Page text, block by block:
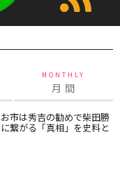
MONTHLY
月 間
市は秀吉の勧めで柴田勝
繋がる「真相」を史料と